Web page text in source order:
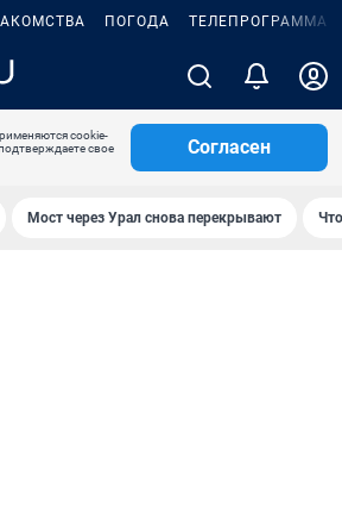
ПОГОДА ТЕЛЕПРОГРАММА
cookie-
свое
Согласен
Мост через Урал снова перекрывают